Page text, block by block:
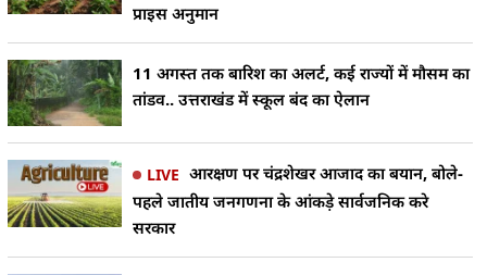
प्राइस अनुमान
11 अगस्त तक बारिश का अलर्ट, कई राज्यों में मौसम का
तांडव.. उत्तराखंड में स्कूल बंद का ऐलान
LIVE आरक्षण पर चंद्रशेखर आजाद का बयान, बोले-
पहले जातीय जनगणना के आंकड़े सार्वजनिक करे
सरकार